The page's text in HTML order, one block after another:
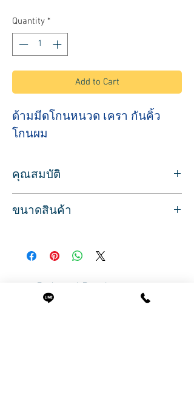
Quantity *
Add to Cart
ด้ามมีดโกนหนวด เครา กันคิ้ว
โกนผม
คุณสมบัติ
สำหรับช่างตัดผมชาย มืออาชีพ
ใช้งานง่าย เช็ดทำความสะอาดได้
ขนาดสินค้า
สินค้าพร้อมส่ง บริการจัดส่งทั่วประเทศ
Related Products